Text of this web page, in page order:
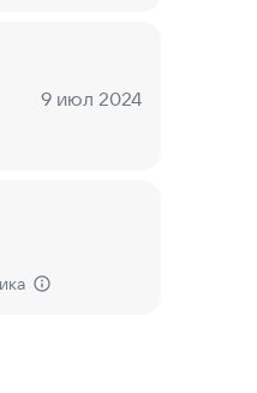
Дата:
9 июл 2024